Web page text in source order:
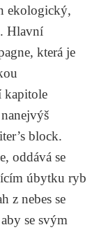
ekologický,
Hlavní
která je
kapitole
block.
oddává se
úbytku ryb
z nebes se
se svým